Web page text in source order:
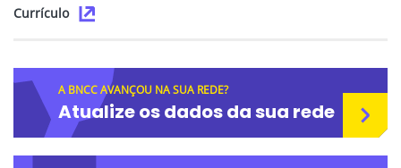
Currículo
A BNCC AVANÇOU NA SUA REDE?
Atualize os dados da sua rede